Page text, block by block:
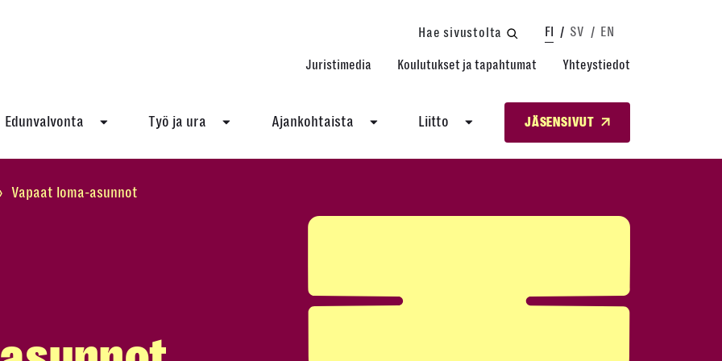
Hae sivustolta FI SV EN
Juristimedia Koulutukset ja tapahtumat Yhteystiedot
Edunvalvonta Työ ja ura Ajankohtaista Liitto JÄSENSIVUT
› Vapaat loma-asunnot